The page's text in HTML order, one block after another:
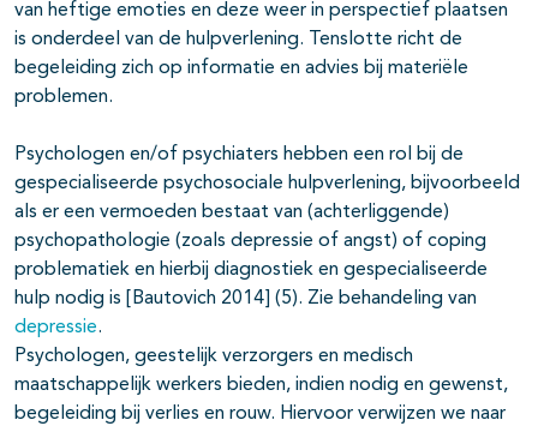
van heftige emoties en deze weer in perspectief plaatsen
is onderdeel van de hulpverlening. Tenslotte richt de
begeleiding zich op informatie en advies bij materiële
problemen.
Psychologen en/of psychiaters hebben een rol bij de
gespecialiseerde psychosociale hulpverlening, bijvoorbeeld
als er een vermoeden bestaat van (achterliggende)
psychopathologie (zoals depressie of angst) of coping
problematiek en hierbij diagnostiek en gespecialiseerde
hulp nodig is [Bautovich 2014] (5). Zie behandeling van
depressie.
Psychologen, geestelijk verzorgers en medisch
maatschappelijk werkers bieden, indien nodig en gewenst,
begeleiding bij verlies en rouw. Hiervoor verwijzen we naar